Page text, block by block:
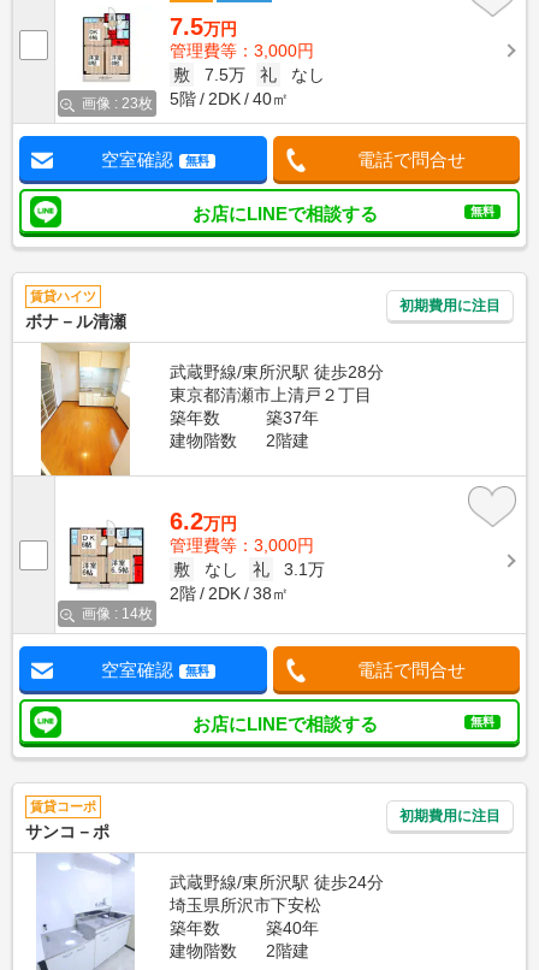
画像 : 23枚
7.5万円
管理費等：3,000円
敷
7.5万 礼
なし
5階
2DK 40㎡
空室確認 無料 電話で問合せ
お店にLINEで相談する 無料
賃貸ハイツ
ボナ－ル清瀬
初期費用に注目
武蔵野線/東所沢駅 徒歩28分
東京都清瀬市上清戸２丁目
築年数
築37年
建物階数
2階建
画像 : 14枚
6.2万円
管理費等：3,000円
敷
なし 礼
3.1万
2階
2DK 38㎡
空室確認 無料 電話で問合せ
お店にLINEで相談する 無料
賃貸コーポ
サンコ－ポ
初期費用に注目
武蔵野線/東所沢駅 徒歩24分
埼玉県所沢市下安松
築年数
築40年
建物階数
2階建